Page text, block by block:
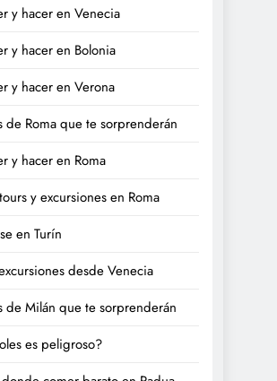
y hacer en Venecia
y hacer en Bolonia
y hacer en Verona
de Roma que te sorprenderán
y hacer en Roma
y excursiones en Roma
en Turín
desde Venecia
de Milán que te sorprenderán
es peligroso?